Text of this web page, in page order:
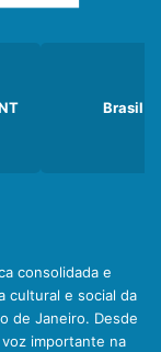
Brasil
consolidada e
cultural e social da
de Janeiro. Desde
importante na